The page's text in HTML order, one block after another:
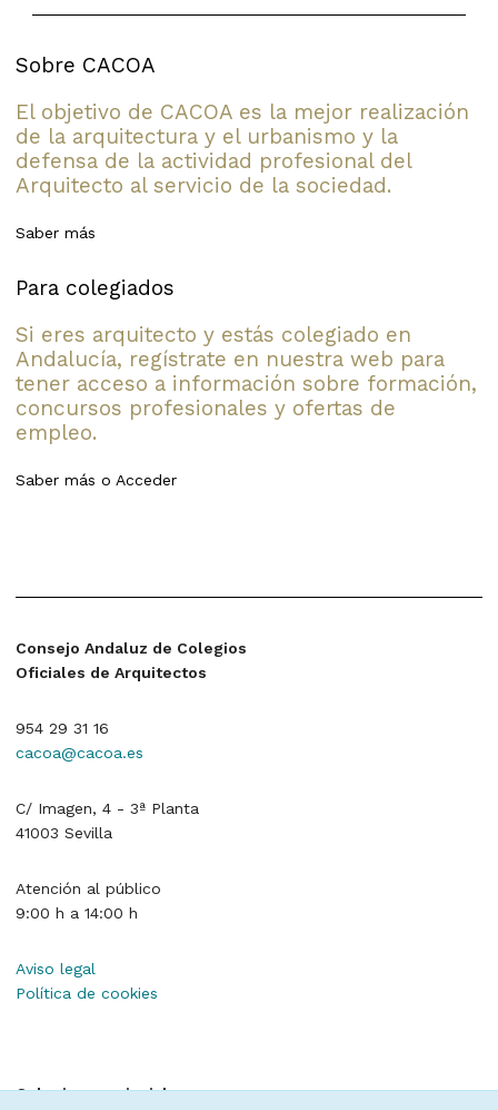
Sobre CACOA
El objetivo de CACOA es la mejor realización
de la arquitectura y el urbanismo y la
defensa de la actividad profesional del
Arquitecto al servicio de la sociedad.
Saber más
Para colegiados
Si eres arquitecto y estás colegiado en
Andalucía, regístrate en nuestra web para
tener acceso a información sobre formación,
concursos profesionales y ofertas de
empleo.
Saber más o Acceder
Consejo Andaluz de Colegios
Oficiales de Arquitectos
954 29 31 16
cacoa@cacoa.es
C/ Imagen, 4 - 3ª Planta
41003 Sevilla
Atención al público
9:00 h a 14:00 h
Aviso legal
Política de cookies
Colegios provinciales